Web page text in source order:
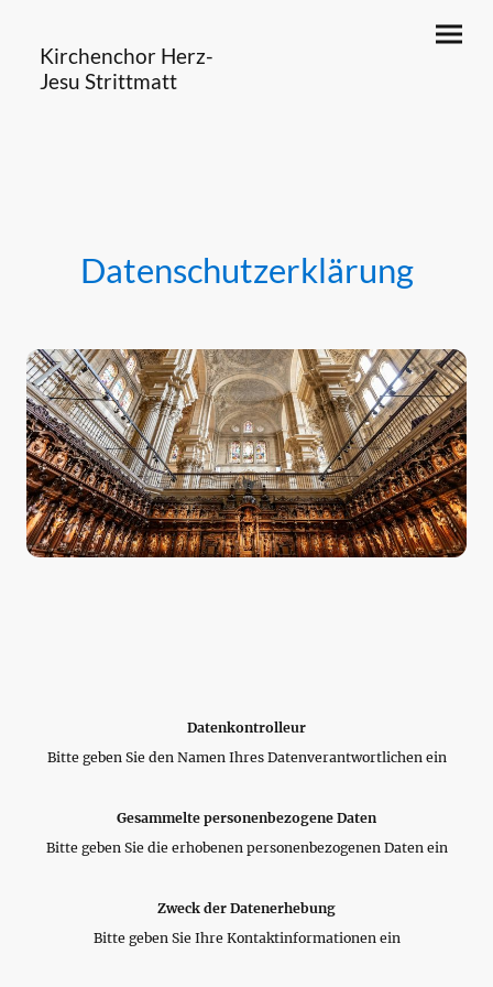
Kirchenchor Herz-
Jesu Strittmatt
Datenschutzerklärung
Datenkontrolleur
Bitte geben Sie den Namen Ihres Datenverantwortlichen ein
Gesammelte personenbezogene Daten
Bitte geben Sie die erhobenen personenbezogenen Daten ein
Zweck der Datenerhebung
Bitte geben Sie Ihre Kontaktinformationen ein